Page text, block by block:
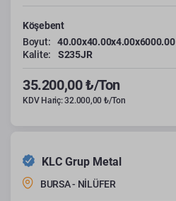
Köşebent
Boyut:
40.00x40.00x4.00x6000.00
Kalite:
S235JR
35.200,00 ₺/Ton
KDV Hariç: 32.000,00 ₺/Ton
KLC Grup Metal
BURSA - NİLÜFER